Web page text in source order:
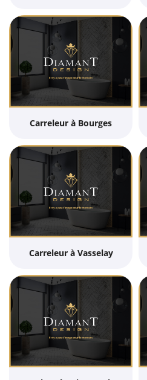
Carreleur à Bourges
Carreleur à Vasselay